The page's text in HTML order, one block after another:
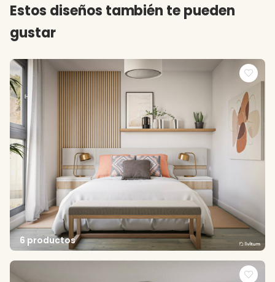
Estos diseños también te pueden
gustar
6 productos